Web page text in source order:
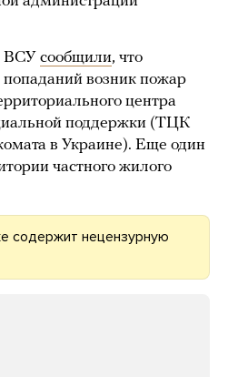
ВСУ сообщили, что
попаданий возник пожар
центра
поддержки (ТЦК
в Украине). Еще один
частного жилого
содержит нецензурную